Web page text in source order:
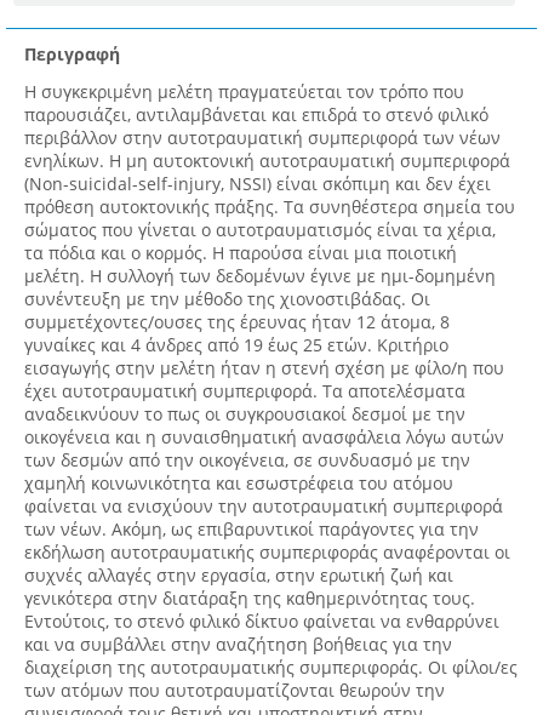
Περιγραφή
Η συγκεκριμένη μελέτη πραγματεύεται τον τρόπο που
παρουσιάζει, αντιλαμβάνεται και επιδρά το στενό φιλικό
περιβάλλον στην αυτοτραυματική συμπεριφορά των νέων
ενηλίκων. Η μη αυτοκτονική αυτοτραυματική συμπεριφορά
(Non-suicidal-self-injury, NSSI) είναι σκόπιμη και δεν έχει
πρόθεση αυτοκτονικής πράξης. Τα συνηθέστερα σημεία του
σώματος που γίνεται ο αυτοτραυματισμός είναι τα χέρια,
τα πόδια και ο κορμός. Η παρούσα είναι μια ποιοτική
μελέτη. H συλλογή των δεδομένων έγινε με ημι-δομημένη
συνέντευξη με την μέθοδο της χιονοστιβάδας. Οι
συμμετέχοντες/ουσες της έρευνας ήταν 12 άτομα, 8
γυναίκες και 4 άνδρες από 19 έως 25 ετών. Κριτήριο
εισαγωγής στην μελέτη ήταν η στενή σχέση με φίλο/η που
έχει αυτοτραυματική συμπεριφορά. Τα αποτελέσματα
αναδεικνύουν το πως οι συγκρουσιακοί δεσμοί με την
οικογένεια και η συναισθηματική ανασφάλεια λόγω αυτών
των δεσμών από την οικογένεια, σε συνδυασμό με την
χαμηλή κοινωνικότητα και εσωστρέφεια του ατόμου
φαίνεται να ενισχύουν την αυτοτραυματική συμπεριφορά
των νέων. Ακόμη, ως επιβαρυντικοί παράγοντες για την
εκδήλωση αυτοτραυματικής συμπεριφοράς αναφέρονται οι
συχνές αλλαγές στην εργασία, στην ερωτική ζωή και
γενικότερα στην διατάραξη της καθημερινότητας τους.
Εντούτοις, το στενό φιλικό δίκτυο φαίνεται να ενθαρρύνει
και να συμβάλλει στην αναζήτηση βοήθειας για την
διαχείριση της αυτοτραυματικής συμπεριφοράς. Οι φίλοι/ες
των ατόμων που αυτοτραυματίζονται θεωρούν την